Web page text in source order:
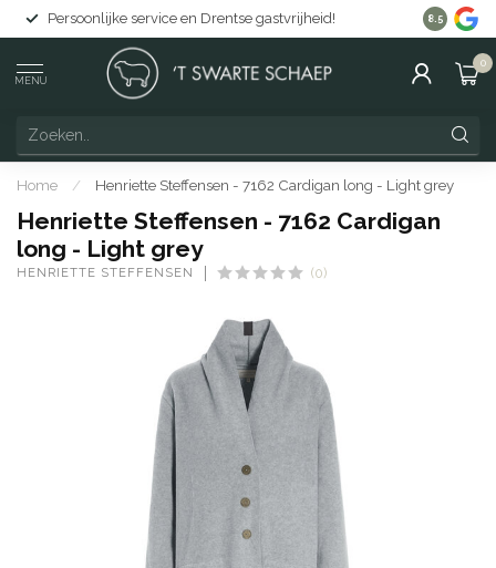
Persoonlijke service en Drentse gastvrijheid! Gratis
8.5
MENU
0
Home / Henriette Steffensen - 7162 Cardigan long - Light grey
Henriette Steffensen - 7162 Cardigan
long - Light grey
HENRIETTE STEFFENSEN (0)